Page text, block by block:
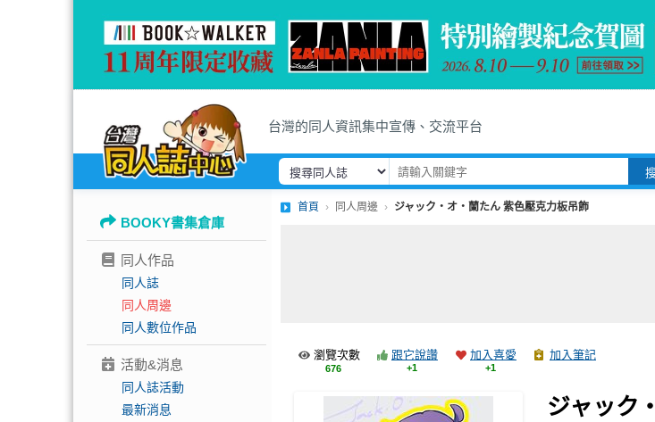
台灣的同人資訊集中宣傳、交流平台
BOOKY書集倉庫
同人作品
同人誌
同人周邊
同人數位作品
活動&消息
同人誌活動
最新消息
首頁 同人周邊 ジャック・オ・蘭たん 紫色壓克力板吊飾
瀏覽次數
676
跟它說讚
+1
加入喜愛
+1
加入筆記
ジャック